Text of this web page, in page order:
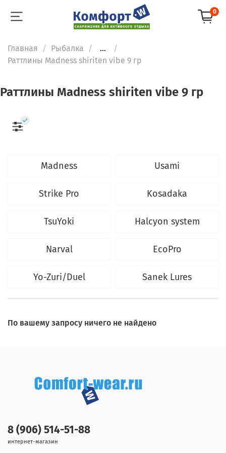
0
Главная Рыбалка
...
Раттлины Madness shiriten vibe 9 гр
Раттлины Madness shiriten vibe 9 гр
Madness Usami
Strike Pro Kosadaka
TsuYoki Halcyon system
Narval EcoPro
Yo-Zuri/Duel Sanek Lures
По вашему запросу ничего не найдено
8 (906) 514-51-88
интернет-магазин